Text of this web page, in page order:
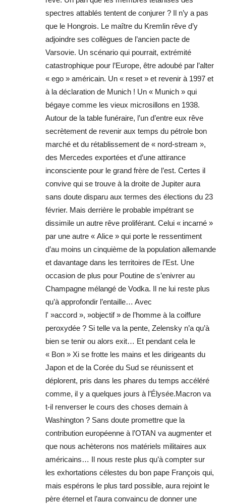
spectres attablés tentent de conjurer ? Il n’y a pas
que le Hongrois. Le maître du Kremlin rêve d’y
adjoindre ses collègues de l’ancien pacte de
Varsovie. Un scénario qui pourrait, extrémité
catastrophique pour l’Europe, être adoubé par l’alter
« ego » américain. Un « reset » et revenir à 1997 et
à la déclaration de Munich ! Un « Munich » qui
bégaye comme les vieux microsillons en 1938.
Autour de la table funéraire, l’un d’entre eux rêve
secrètement de revenir aux temps du pétrole bon
marché et du rétablissement de « nord-stream »,
des Mercedes exportées et d’une attirance
inconsciente pour le grand frère de l’est. Certes il
convive qui se trouve à la droite de Jupiter aura
sans doute disparu aux termes des élections du 23
février. Mais derrière le probable impétrant se
dissimile un autre rêve proliférant. Celui « incarné »
par une autre « Alice » qui porte le ressentiment
d’au moins un cinquième de la population allemande
et davantage dans les territoires de l’Est. Une
occasion de plus pour Poutine de s’enivrer au
Champagne mélangé de Vodka. Il ne lui reste plus
qu’à approfondir l’entaille… Avec
l' »accord », »objectif » de l’homme à la coiffure
peroxydée ? Si telle va la pente, Zelensky n’a qu’à
bien se tenir ou alors exit… Et pendant cela le
« Bon » Xi se frotte les mains et les dirigeants du
Japon et de la Corée du Sud se réunissent et
déplorent, pris dans les phares du temps accéléré
comme, il y a quelques jours à l’Élysée.Macron va
t-il renverser le cours des choses demain à
Washington ? Sans doute promettre que la
contribution européenne à l’OTAN va augmenter et
que nous achèterons nos matériels militaires aux
américains… Il nous reste plus qu’à compter sur
les exhortations célestes du bon pape François qui,
mais espérons le plus tard possible, aura rejoint le
père éternel et l’aura convaincu de donner une